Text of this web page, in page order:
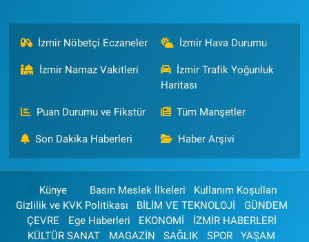
İzmir Nöbetçi Eczaneler İzmir Hava Durumu
İzmir Namaz Vakitleri
İzmir Trafik Yoğunluk
Haritası
Puan Durumu ve Fikstür Tüm Manşetler
Son Dakika Haberleri Haber Arşivi
Künye Basın Meslek İlkeleri
Kullanım Koşulları
Gizlilik ve KVK Politikası
BİLİM VE TEKNOLOJİ
GÜNDEM
ÇEVRE
Ege Haberleri EKONOMİ
İZMİR HABERLERİ
KÜLTÜR SANAT
MAGAZİN SAĞLIK SPOR YAŞAM